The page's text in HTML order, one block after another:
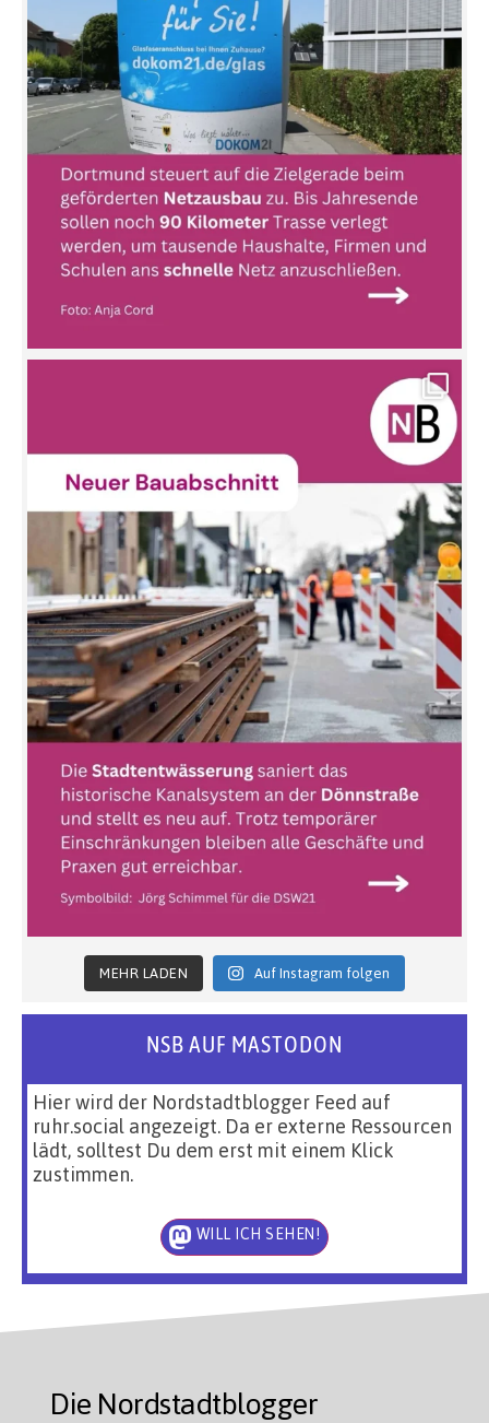
MEHR LADEN Auf Instagram folgen
NSB AUF MASTODON
Hier wird der Nordstadtblogger Feed auf
ruhr.social angezeigt. Da er externe Ressourcen
lädt, solltest Du dem erst mit einem Klick
zustimmen.
WILL ICH SEHEN!
Die Nordstadtblogger